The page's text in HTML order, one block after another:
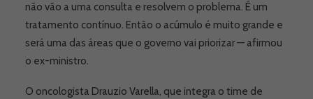
não vão a uma consulta e resolvem o problema. É um
tratamento contínuo. Então o acúmulo é muito grande e
será uma das áreas que o governo vai priorizar — afirmou
o ex-ministro.
O oncologista Drauzio Varella, que integra o time de